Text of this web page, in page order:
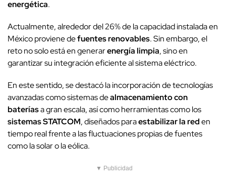
energética.
Actualmente, alrededor del 26% de la capacidad instalada en
México proviene defuentes renovables. Sin embargo, el
reto no solo está en generarenergía limpia, sino en
garantizar su integración eficiente al sistema eléctrico.
En este sentido, se destacó la incorporación de tecnologías
avanzadas como sistemas dealmacenamiento con
bateríasa gran escala, así como herramientas como los
sistemas STATCOM, diseñados paraestabilizar la reden
tiempo real frente a las fluctuaciones propias de fuentes
como la solar o la eólica.
▼ Publicidad